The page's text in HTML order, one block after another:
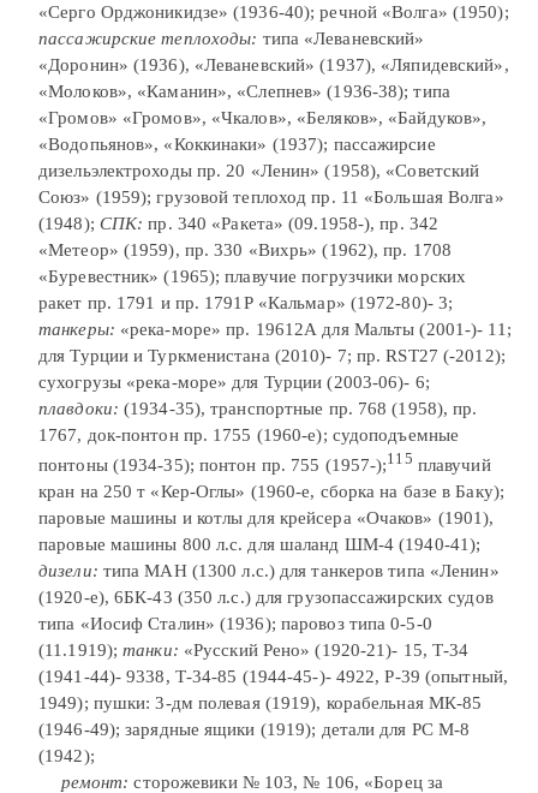
«Серго Орджоникидзе» (1936-40); речной «Волга» (1950);
пассажирские теплоходы: типа «Леваневский»
«Доронин» (1936), «Леваневский» (1937), «Ляпидевский»,
«Молоков», «Каманин», «Слепнев» (1936-38); типа
«Громов» «Громов», «Чкалов», «Беляков», «Байдуков»,
«Водопьянов», «Коккинаки» (1937); пассажирсие
дизельэлектроходы пр. 20 «Ленин» (1958), «Советский
Союз» (1959); грузовой теплоход пр. 11 «Большая Волга»
(1948); СПК: пр. 340 «Ракета» (09.1958-), пр. 342
«Метеор» (1959), пр. 330 «Вихрь» (1962), пр. 1708
«Буревестник» (1965); плавучие погрузчики морских
ракет пр. 1791 и пр. 1791Р «Кальмар» (1972-80)- 3;
танкеры: «река-море» пр. 19612А для Мальты (2001-)- 11;
для Турции и Туркменистана (2010)- 7; пр. RST27 (-2012);
сухогрузы «река-море» для Турции (2003-06)- 6;
плавдоки: (1934-35), транспортные пр. 768 (1958), пр.
1767, док-понтон пр. 1755 (1960-е); судоподъемные
понтоны (1934-35); понтон пр. 755 (1957-);115 плавучий
кран на 250 т «Кер-Оглы» (1960-е, сборка на базе в Баку);
паровые машины и котлы для крейсера «Очаков» (1901),
паровые машины 800 л.с. для шаланд ШМ-4 (1940-41);
дизели: типа МАН (1300 л.с.) для танкеров типа «Ленин»
(1920-е), 6БК-43 (350 л.с.) для грузопассажирских судов
типа «Иосиф Сталин» (1936); паровоз типа 0-5-0
(11.1919);танки: «Русский Рено» (1920-21)- 15, Т-34
(1941-44)- 9338, Т-34-85 (1944-45-)- 4922, Р-39 (опытный,
1949); пушки: 3-дм полевая (1919), корабельная МК-85
(1946-49); зарядные ящики (1919); детали для РС М-8
(1942);
ремонт:сторожевики № 103, № 106, «Борец за